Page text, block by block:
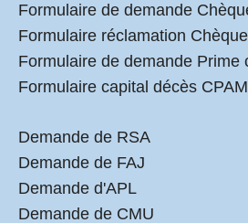
Formulaire de demande
Formulaire réclamation
Formulaire de demande Prime
Formulaire capital décès CPAM
Demande de RSA
Demande de FAJ
Demande d'APL
Demande de CMU